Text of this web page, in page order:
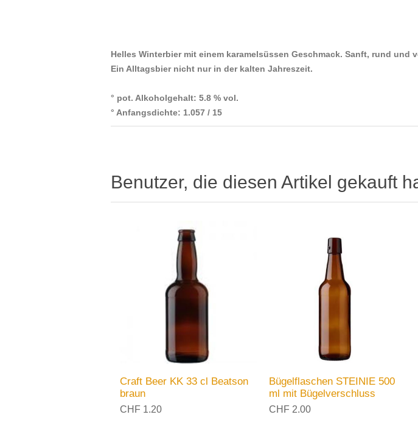
Helles Winterbier mit einem karamelsüssen Geschmack. Sanft, rund
Ein Alltagsbier nicht nur in der kalten Jahreszeit.
° pot. Alkoholgehalt: 5.8 % vol.
° Anfangsdichte: 1.057 / 15
Benutzer, die diesen Artikel gekauft
Craft Beer KK 33 cl Beatson
braun
CHF 1.20
Bügelflaschen STEINIE 500
ml mit Bügelverschluss
CHF 2.00